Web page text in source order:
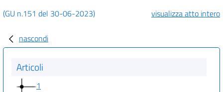
(GU n.151 del 30-06-2023)
visualizza atto intero
nascondi
Articoli
1